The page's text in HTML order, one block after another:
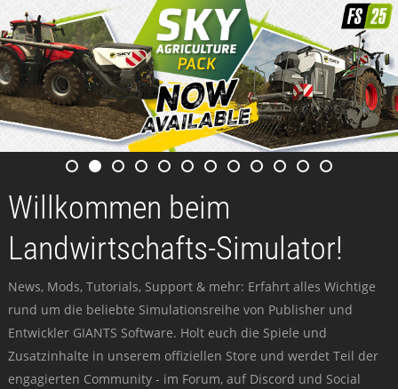
Willkommen beim
Landwirtschafts-Simulator!
News, Mods, Tutorials, Support & mehr: Erfahrt alles Wichtige
rund um die beliebte Simulationsreihe von Publisher und
Entwickler GIANTS Software. Holt euch die Spiele und
Zusatzinhalte in unserem offiziellen Store und werdet Teil der
engagierten Community - im Forum, auf Discord und Social